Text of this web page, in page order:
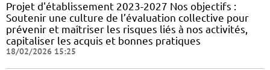
Projet d'établissement 2023-2027 Nos objectifs :
Soutenir une culture de l’évaluation collective pour
prévenir et maîtriser les risques liés à nos activités,
capitaliser les acquis et bonnes pratiques
18/02/2026 15:25